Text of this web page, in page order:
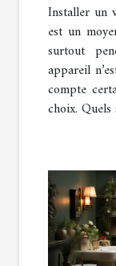
Installer un
est un
surtout
appareil
compte
choix. Quels